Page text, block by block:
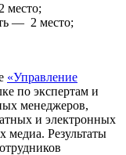
место;
— 2 место;
«Управление
по экспертам и
менеджеров,
и электронных
Результаты